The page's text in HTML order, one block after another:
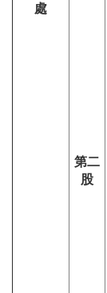
處
第二
股